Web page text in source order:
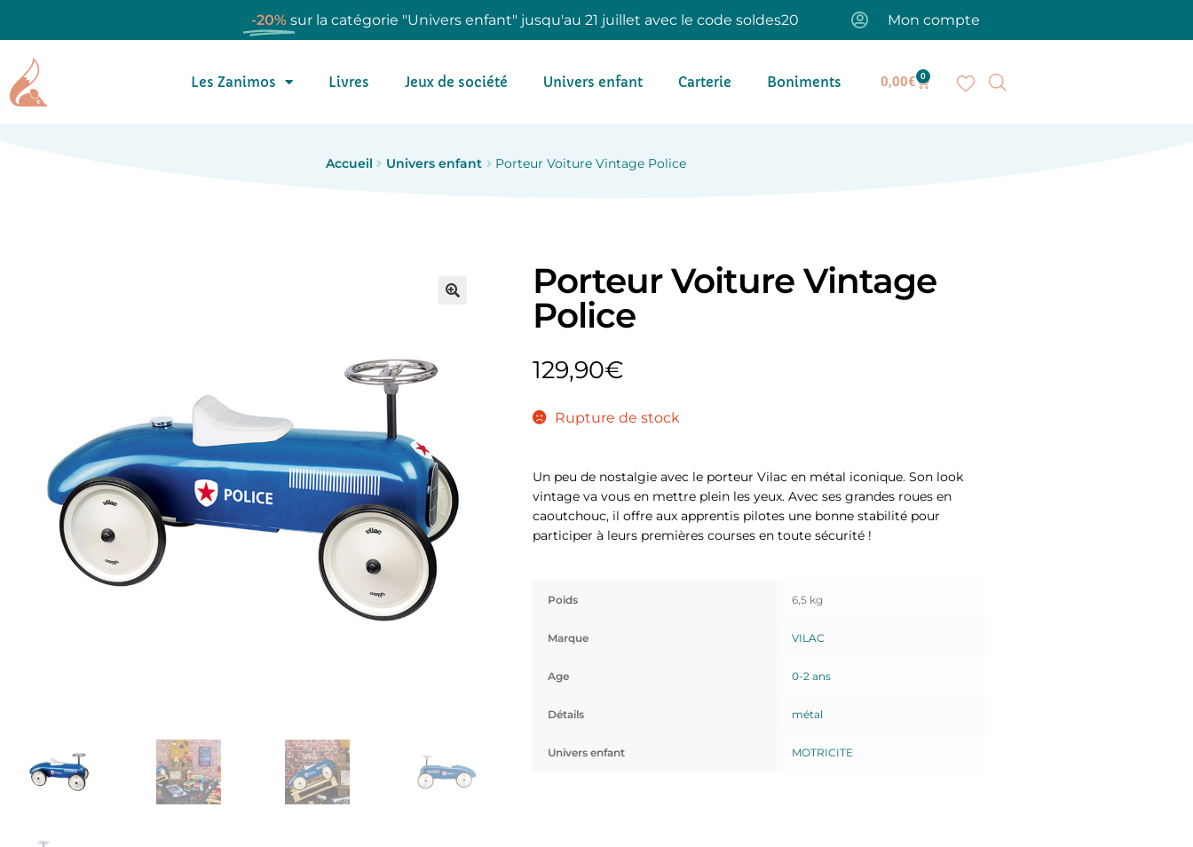
-20% sur la catégorie "Univers enfant" jusqu'au 21 juillet avec le code soldes20 Mon compte
Les Zanimos Livres Jeux de société Univers enfant Carterie Boniments 0,00€ 0
Accueil Univers enfant Porteur Voiture Vintage Police
Porteur Voiture Vintage
Police
129,90€
Rupture de stock
Un peu de nostalgie avec le porteur Vilac en métal iconique. Son look
vintage va vous en mettre plein les yeux. Avec ses grandes roues en
caoutchouc, il offre aux apprentis pilotes une bonne stabilité pour
participer à leurs premières courses en toute sécurité !
Poids 6,5 kg
Marque VILAC
Age 0-2 ans
Détails métal
Univers enfant MOTRICITE